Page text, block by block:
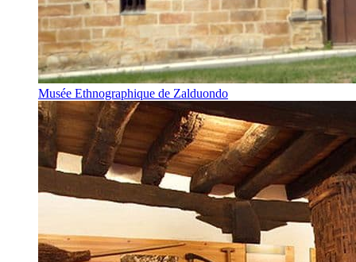
Musée Ethnographique de Zalduondo